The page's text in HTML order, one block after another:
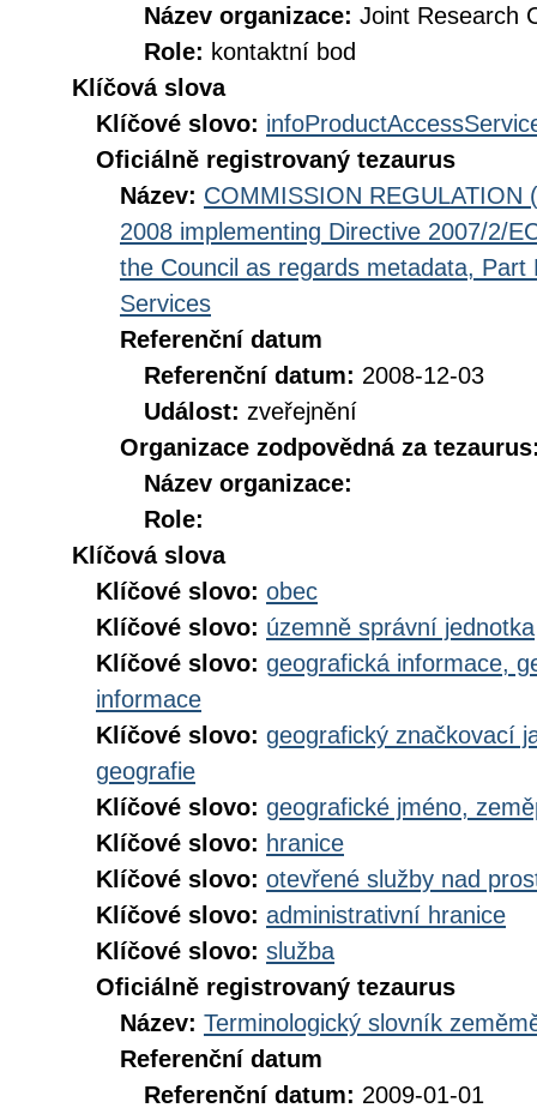
Název organizace: Joint Research
Role: kontaktní bod
Klíčová slova
Klíčové slovo:
Oficiálně registrovaný tezaurus
Název: COMMISSION REGULATION
2008 implementing Directive 2007/2/
the Council as regards metadata,
Services
Referenční datum
Referenční datum: 2008-12-03
Událost: zveřejnění
Organizace zodpovědná za
Název organizace:
Role:
Klíčová slova
Klíčové slovo: obec
Klíčové slovo: územně správní jednotka
Klíčové slovo: geografická informace,
informace
Klíčové slovo: geografický značkovací
geografie
Klíčové slovo: geografické jméno,
Klíčové slovo: hranice
Klíčové slovo: otevřené služby nad
Klíčové slovo: administrativní hranice
Klíčové slovo: služba
Oficiálně registrovaný tezaurus
Název: Terminologický slovník
Referenční datum
Referenční datum: 2009-01-01